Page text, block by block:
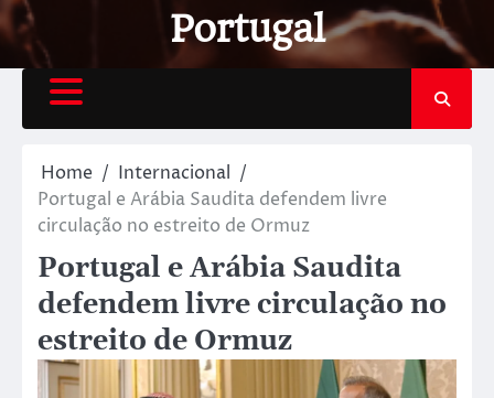
Portugal
Home
Internacional
Portugal e Arábia Saudita defendem livre
circulação no estreito de Ormuz
Portugal e Arábia Saudita
defendem livre circulação no
estreito de Ormuz